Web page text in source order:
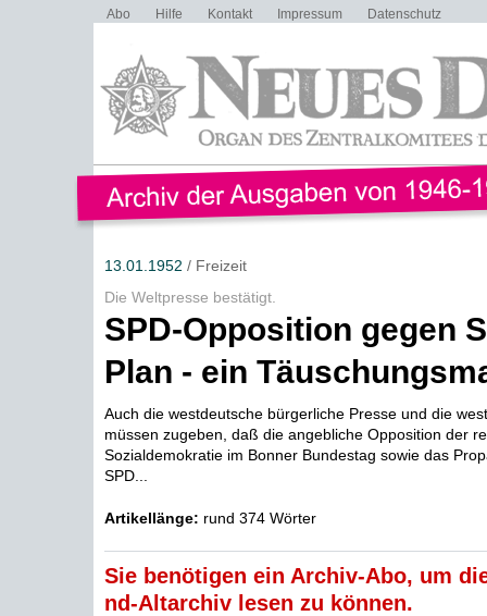
Abo Hilfe Kontakt Impressum Datenschutz
13.01.1952 / Freizeit
Die Weltpresse bestätigt.
SPD-Opposition gegen
Plan - ein
Auch die westdeutsche bürgerliche Presse und die
müssen zugeben, daß die angebliche Opposition der
Sozialdemokratie im Bonner Bundestag sowie das
SPD...
Artikellänge: rund 374 Wörter
Sie benötigen ein Archiv-Abo, um
nd-Altarchiv lesen zu können.